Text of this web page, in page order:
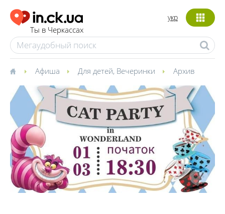
Ты в Черкассах
укр
Афиша Для детей, Вечеринки Архив